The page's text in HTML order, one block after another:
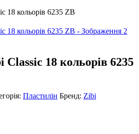
18 кольорів 6235
Пластилін Бренд: Zibi